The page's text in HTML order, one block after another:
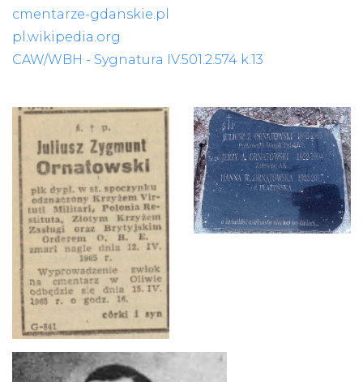
cmentarze-gdanskie.pl
pl.wikipedia.org
CAW/WBH - Sygnatura IV.501.2.574 k.13